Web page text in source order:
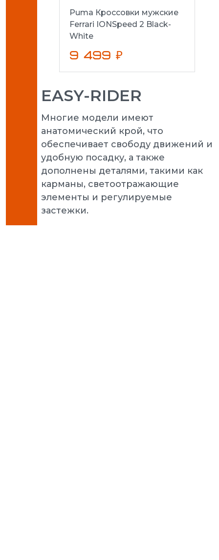
Puma Кроссовки мужские
Ferrari IONSpeed 2 Black-
White
9 499 ₽
EASY-RIDER
Многие модели имеют
анатомический крой, что
обеспечивает свободу движений и
удобную посадку, а также
дополнены деталями, такими как
карманы, светоотражающие
элементы и регулируемые
застежки.